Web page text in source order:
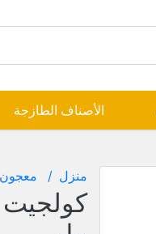
الأصناف الطازجة
منزل